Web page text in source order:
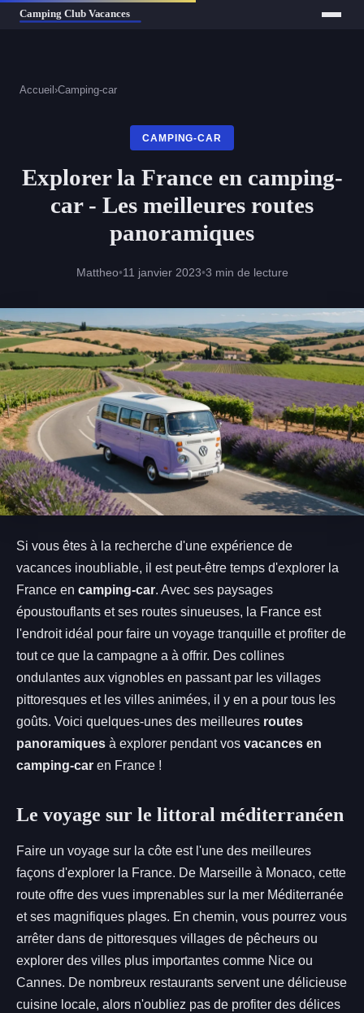
Accueil ›Camping-car
CAMPING-CAR
Explorer la France en camping-
car - Les meilleures routes
panoramiques
Mattheo•11 janvier 2023•3 min de lecture
Si vous êtes à la recherche d'une expérience de
vacances inoubliable, il est peut-être temps d'explorer la
France en camping-car. Avec ses paysages
époustouflants et ses routes sinueuses, la France est
l'endroit idéal pour faire un voyage tranquille et profiter de
tout ce que la campagne a à offrir. Des collines
ondulantes aux vignobles en passant par les villages
pittoresques et les villes animées, il y en a pour tous les
goûts. Voici quelques-unes des meilleures routes
panoramiques à explorer pendant vos vacances en
camping-car en France !
Le voyage sur le littoral méditerranéen
Faire un voyage sur la côte est l'une des meilleures
façons d'explorer la France. De Marseille à Monaco, cette
route offre des vues imprenables sur la mer Méditerranée
et ses magnifiques plages. En chemin, vous pourrez vous
arrêter dans de pittoresques villages de pêcheurs ou
explorer des villes plus importantes comme Nice ou
Cannes. De nombreux restaurants servent une délicieuse
cuisine locale, alors n'oubliez pas de profiter des délices